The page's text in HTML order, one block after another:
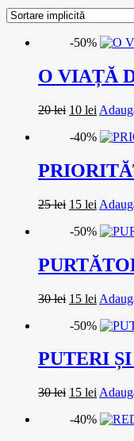
-50%
O VIAȚĂ
20lei Prețul
a
20 lei.
10 lei Prețul
este:
-40%
25lei Prețul
a
25 lei.
15 lei Prețul
este:
-50%
30lei Prețul
a
30 lei.
15 lei Prețul
este:
-50%
PUTERI
30lei Prețul
a
15 lei Prețul
este:
-40%